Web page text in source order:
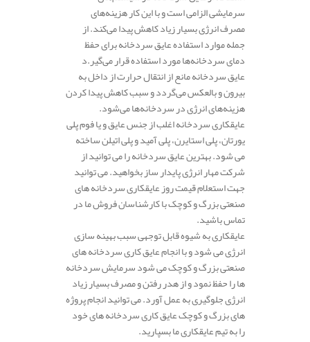
سرمایشی الزامی است و با این کار هزینه‌های
مصرف انرژی بسیار زیاد کاهش پیدا می‌کند. از
جمله موارد استفاده عایق سردخانه برای حفظ
دمای سردخانه‌ها مورد استفاده قرار می‌گیر.د
عایق سردخانه مانع از انتقال حرارت از داخل به
بیرون و بالعکس می‌گردد و سبب کاهش پیدا کردن
هزینه‌های انرژی در سردخانه‌ها می‌شود.
عایقکاری سردخانه اغلب از جنس عایق و یا فوم پلی
یورتان، پلی استایرن، پلی آمید و پلی اتیلن ساخته
می شود. بهترین عایق سردخانه را می توانید از
شرکت مهار انرژی پایدار ساز بخواهید. می توانید
جهت استعلام قیمت روز عایقکاری سردخانه های
صنعتی بزرگ و کوچک با کارشناسان فروش ما در
تماس باشید.
عایقکاری به شیوه قابل توجهی سبب بهینه سازی
انرژی می شود و با انجام عایق کاری سردخانه های
صنعتی بزرگ و کوچک می شود سرمایش سردخانه
ها را حفظ نمود و از هدر رفتن و مصرف بسیار زیاد
انرژی جلوگیری به عمل آورد. می توانید انجام پروژه
های بزرگ و کوچک عایق کاری سردخانه های خود
را به تیم عایقکاری ما بسپارید.